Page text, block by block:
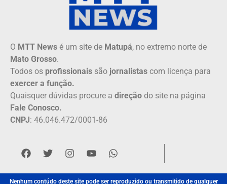
O MTT News é um site de Matupá, no extremo norte de
Mato Grosso.
Todos os profissionais são jornalistas com licença para
exercer a função.
Quaisquer dúvidas procure a direção do site na página
Fale Conosco.
CNPJ: 46.046.472/0001-86
Nenhum contúdo deste site pode ser reproduzido ou transmitido de qualquer